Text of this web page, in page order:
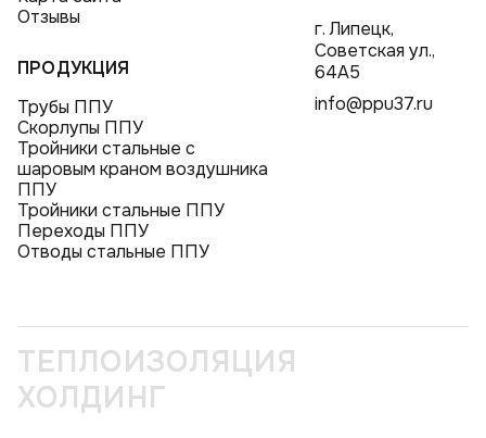
Отзывы
ПРОДУКЦИЯ
Трубы ППУ
Скорлупы ППУ
Тройники стальные с
шаровым краном воздушника
ППУ
Тройники стальные ППУ
Переходы ППУ
Отводы стальные ППУ
г. Липецк,
Советская ул.,
64А5
info@ppu37.ru
ТЕПЛОИЗОЛЯЦИЯ
ХОЛДИНГ